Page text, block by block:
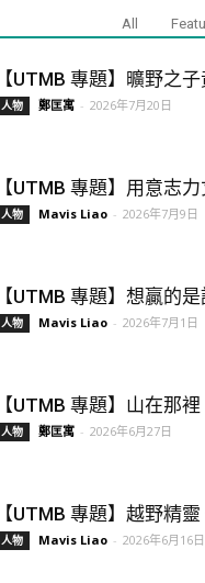
All
【UTMB 專題】曠野之子
人物 鄭匡寓 - 2026年7月20日
【UTMB 專題】用意志力
人物 Mavis Liao - 2026年7月9日
【UTMB 專題】想贏的是
人物 Mavis Liao - 2026年7月1日
【UTMB 專題】山在那裡
人物 鄭匡寓 - 2026年6月27日
【UTMB 專題】越野精靈
人物 Mavis Liao - 2026年6月16日